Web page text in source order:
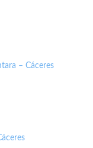
– Cáceres